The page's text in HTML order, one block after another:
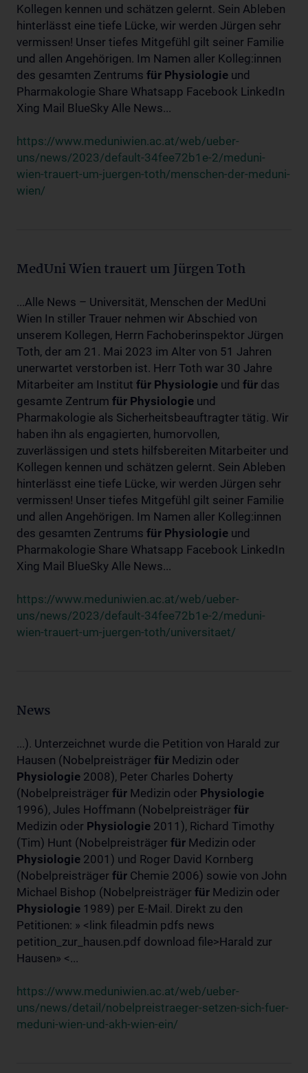
Kollegen kennen und schätzen gelernt. Sein Ableben
hinterlässt eine tiefe Lücke, wir werden Jürgen sehr
vermissen! Unser tiefes Mitgefühl gilt seiner Familie
und allen Angehörigen. Im Namen aller Kolleg:innen
des gesamten Zentrums für Physiologie und
Pharmakologie Share Whatsapp Facebook LinkedIn
Xing Mail BlueSky Alle News...
https://www.meduniwien.ac.at/web/ueber-
uns/news/2023/default-34fee72b1e-2/meduni-
wien-trauert-um-juergen-toth/menschen-der-meduni-
wien/
MedUni Wien trauert um Jürgen Toth
...Alle News – Universität, Menschen der MedUni
Wien In stiller Trauer nehmen wir Abschied von
unserem Kollegen, Herrn Fachoberinspektor Jürgen
Toth, der am 21. Mai 2023 im Alter von 51 Jahren
unerwartet verstorben ist. Herr Toth war 30 Jahre
Mitarbeiter am Institut für Physiologie und für das
gesamte Zentrum für Physiologie und
Pharmakologie als Sicherheitsbeauftragter tätig. Wir
haben ihn als engagierten, humorvollen,
zuverlässigen und stets hilfsbereiten Mitarbeiter und
Kollegen kennen und schätzen gelernt. Sein Ableben
hinterlässt eine tiefe Lücke, wir werden Jürgen sehr
vermissen! Unser tiefes Mitgefühl gilt seiner Familie
und allen Angehörigen. Im Namen aller Kolleg:innen
des gesamten Zentrums für Physiologie und
Pharmakologie Share Whatsapp Facebook LinkedIn
Xing Mail BlueSky Alle News...
https://www.meduniwien.ac.at/web/ueber-
uns/news/2023/default-34fee72b1e-2/meduni-
wien-trauert-um-juergen-toth/universitaet/
News
...). Unterzeichnet wurde die Petition von Harald zur
Hausen (Nobelpreisträger für Medizin oder
Physiologie 2008), Peter Charles Doherty
(Nobelpreisträger für Medizin oder Physiologie
1996), Jules Hoffmann (Nobelpreisträger für
Medizin oder Physiologie 2011), Richard Timothy
(Tim) Hunt (Nobelpreisträger für Medizin oder
Physiologie 2001) und Roger David Kornberg
(Nobelpreisträger für Chemie 2006) sowie von John
Michael Bishop (Nobelpreisträger für Medizin oder
Physiologie 1989) per E-Mail. Direkt zu den
Petitionen: » <link fileadmin pdfs news
petition_zur_hausen.pdf download file>Harald zur
Hausen» <...
https://www.meduniwien.ac.at/web/ueber-
uns/news/detail/nobelpreistraeger-setzen-sich-fuer-
meduni-wien-und-akh-wien-ein/